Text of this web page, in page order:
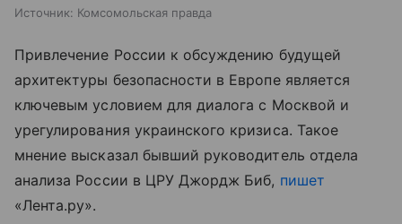
Источник: Комсомольская правда
Привлечение России к обсуждению будущей
архитектуры безопасности в Европе является
ключевым условием для диалога с Москвой и
урегулирования украинского кризиса. Такое
мнение высказал бывший руководитель отдела
анализа России в ЦРУ Джордж Биб, пишет
«Лента.ру».